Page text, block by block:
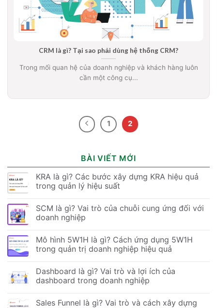
CRM là gì? Tại sao phải dùng hệ thống CRM?
Trong mối quan hệ của doanh nghiệp và khách hàng luôn
cần một công cụ...
1 2
BÀI VIẾT MỚI
KRA là gì? Các bước xây dựng KRA hiệu quả
trong quản lý hiệu suất
SCM là gì? Vai trò của chuỗi cung ứng đối với
doanh nghiệp
Mô hình 5W1H là gì? Cách ứng dụng 5W1H
trong quản trị doanh nghiệp hiệu quả
Dashboard là gì? Vai trò và lợi ích của
dashboard trong doanh nghiệp
Sales Funnel là gì? Vai trò và cách xây dựng